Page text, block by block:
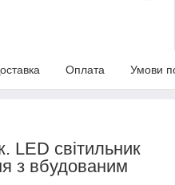
Оплата Умови
LED світильник
з вбудованим